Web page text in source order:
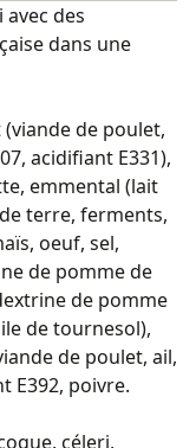
des
dans une
de poulet,
acidifiant E331),
emmental (lait
terre, ferments,
oeuf, sel,
de pomme de
de pomme
de tournesol),
de poulet, ail,
E392, poivre.
céleri,